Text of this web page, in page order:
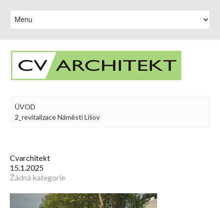
ÚVOD
2_revitalizace Náměstí Lišov
Cvarchitekt
15.1.2025
Žádná kategorie